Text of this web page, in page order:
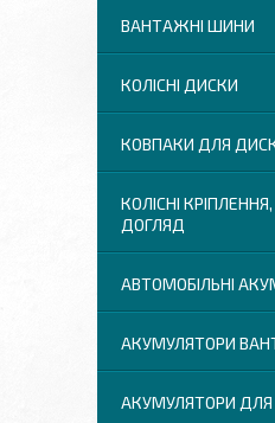
ВАНТАЖНІ ШИНИ
КОЛІСНІ ДИСКИ
КОВПАКИ ДЛЯ
КОЛІСНІ
ДОГЛЯД
АВТОМОБІЛЬНІ
АКУМУЛЯТОРИ
АКУМУЛЯТОРИ